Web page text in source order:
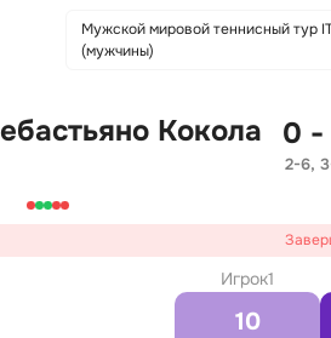
Мужской мировой теннисный тур
(мужчины)
Кокола 0 -
2-6,
Игрок1
10